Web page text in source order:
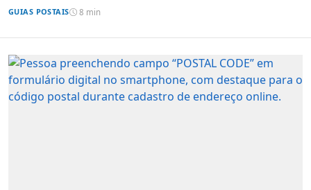
GUIAS POSTAIS 8 min